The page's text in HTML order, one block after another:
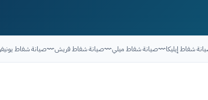
صيانة شفاط إيليكا صيانة شفاط ميلي صيانة شفاط فريش صيانة شفاط